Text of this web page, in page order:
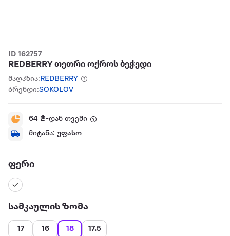
ID 162757
REDBERRY თეთრი ოქროს ბეჭედი
მაღაზია: REDBERRY
ბრენდი:SOKOLOV
64 ₾-დან თვეში
მიტანა: უფასო
ფერი
სამკაულის ზომა
17 16 18 17.5